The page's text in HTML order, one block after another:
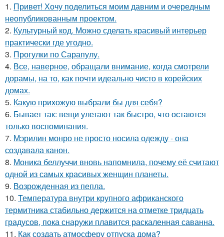
1. Привет! Хочу поделиться моим давним и очередным
неопубликованным проектом.
2. Культурный код. Можно сделать красивый интерьер
практически где угодно.
3. Прогулки по Сарапулу.
4. Все, наверное, обращали внимание, когда смотрели
дорамы, на то, как почти идеально чисто в корейских
домах.
5. Какую прихожую выбрали бы для себя?
6. Бывает так: вещи улетают так быстро, что остаются
только воспоминания.
7. Мэрилин монро не просто носила одежду - она
создавала канон.
8. Моника беллуччи вновь напомнила, почему её считают
одной из самых красивых женщин планеты.
9. Возрожденная из пепла.
10. Температура внутри крупного африканского
термитника стабильно держится на отметке тридцать
градусов, пока снаружи плавится раскаленная саванна.
11. Как создать атмосферу отпуска дома?